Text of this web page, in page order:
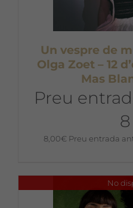
Un vespre de
Olga Zoet – 12
Mas
Preu
8,00€ Preu entrada
No